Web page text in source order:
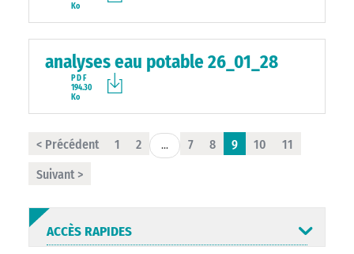
Ko
analyses eau potable 26_01_28
PDF
194.30
Ko
< Précédent 1 2 ... 7 8 9 10
11
Suivant >
ACCÈS RAPIDES